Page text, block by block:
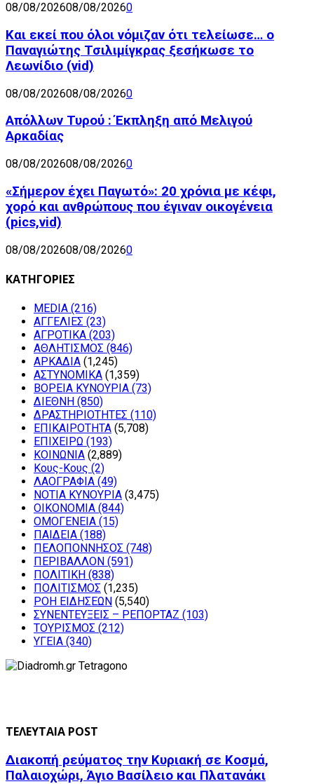
08/08/202608/08/20260
Και εκεί που όλοι νόμιζαν ότι τελείωσε… ο
Παναγιώτης Τσιλιμίγκρας ξεσήκωσε το
Λεωνίδιο (vid)
08/08/202608/08/20260
Απόλλων Τυρού : Έκπληξη από Μελιγού
Αρκαδίας
08/08/202608/08/20260
«Σήμερον έχει Παγωτό»: 20 χρόνια με κέφι,
χορό και ανθρώπους που έγιναν οικογένεια
(pics,vid)
08/08/202608/08/20260
ΚΑΤΗΓΟΡΙΕΣ
MEDIA (216)
ΑΓΓΕΛΙΕΣ (23)
ΑΓΡΟΤΙΚΑ (203)
ΑΘΛΗΤΙΣΜΟΣ (846)
ΑΡΚΑΔΙΑ (1,245)
ΑΣΤΥΝΟΜΙΚΑ (1,359)
ΒΟΡΕΙΑ ΚΥΝΟΥΡΙΑ (73)
ΔΙΕΘΝΗ (850)
ΔΡΑΣΤΗΡΙΟΤΗΤΕΣ (110)
ΕΠΙΚΑΙΡΟΤΗΤΑ (5,708)
ΕΠΙΧΕΙΡΩ (193)
ΚΟΙΝΩΝΙΑ (2,889)
Κους-Κους (2)
ΛΑΟΓΡΑΦΙΑ (49)
ΝΟΤΙΑ ΚΥΝΟΥΡΙΑ (3,475)
ΟΙΚΟΝΟΜΙΑ (844)
ΟΜΟΓΕΝΕΙΑ (15)
ΠΑΙΔΕΙΑ (188)
ΠΕΛΟΠΟΝΝΗΣΟΣ (748)
ΠΕΡΙΒΑΛΛΟΝ (591)
ΠΟΛΙΤΙΚΗ (838)
ΠΟΛΙΤΙΣΜΟΣ (1,235)
ΡΟΗ ΕΙΔΗΣΕΩΝ (5,540)
ΣΥΝΕΝΤΕΥΞΕΙΣ – ΡΕΠΟΡΤΑΖ (103)
ΤΟΥΡΙΣΜΟΣ (212)
ΥΓΕΙΑ (340)
ΤΕΛΕΥΤΑΙΑ POST
Διακοπή ρεύματος την Κυριακή σε Κοσμά,
Παλαιοχώρι, Άγιο Βασίλειο και Πλατανάκι